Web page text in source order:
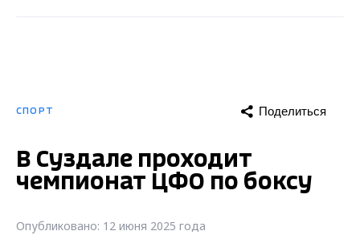
СПОРТ Поделиться
В Суздале проходит
чемпионат ЦФО по боксу
Опубликовано: 12 июня 2025 года